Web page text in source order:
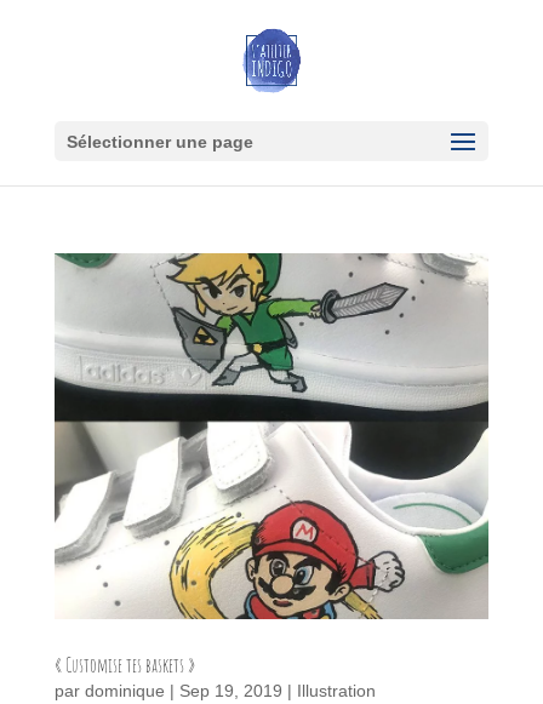
Sélectionner une page
« Customise tes baskets »
par dominique | Sep 19, 2019 | Illustration